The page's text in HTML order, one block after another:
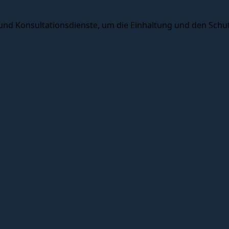
Konsultationsdienste, um die Einhaltung und den